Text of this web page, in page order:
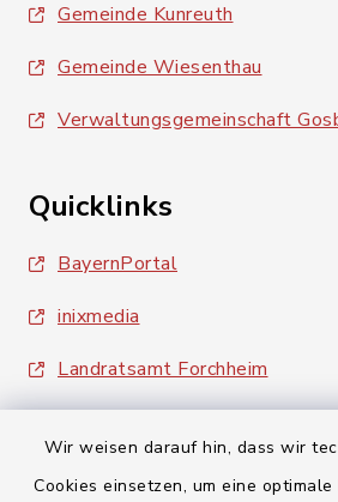
Wir weisen darauf hin, dass wir
Cookies einsetzen, um eine
Gemeinde Kunreuth
Gemeinde Wiesenthau
Verwaltungsgemeinschaft
Quicklinks
BayernPortal
inixmedia
Landratsamt Forchheim